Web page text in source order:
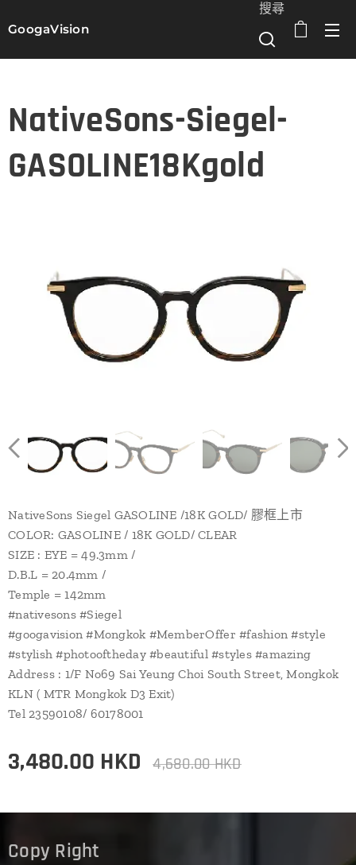
GoogaVision
搜尋
NativeSons-Siegel-
GASOLINE18Kgold
NativeSons Siegel GASOLINE /18K GOLD/ 膠框上市
COLOR: GASOLINE / 18K GOLD/ CLEAR
SIZE : EYE = 49.3mm /
D.B.L = 20.4mm /
Temple = 142mm
#nativesons #Siegel
#googavision #Mongkok #MemberOffer #fashion #style
#stylish #photooftheday #beautiful #styles #amazing
Address : 1/F No69 Sai Yeung Choi South Street, Mongkok
KLN ( MTR Mongkok D3 Exit)
Tel 23590108/ 60178001
3,480.00 HKD 4,680.00HKD
Copy Right